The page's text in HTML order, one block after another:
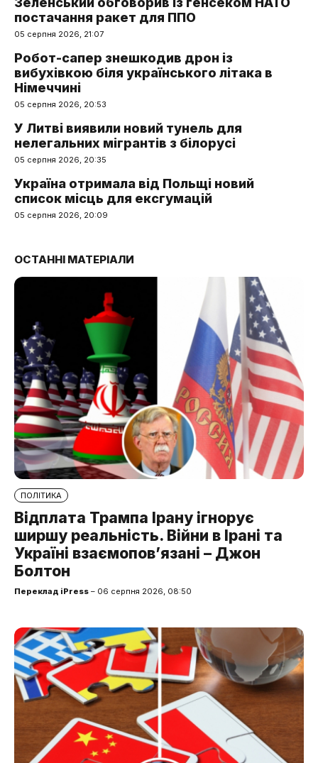
постачання ракет для ППО
05 серпня 2026, 21:07
Робот-сапер знешкодив дрон із
вибухівкою біля українського літака в
Німеччині
05 серпня 2026, 20:53
У Литві виявили новий тунель для
нелегальних мігрантів з білорусі
05 серпня 2026, 20:35
Україна отримала від Польщі новий
список місць для ексгумацій
05 серпня 2026, 20:09
ОСТАННІ МАТЕРІАЛИ
ПОЛІТИКА
Відплата Трампа Ірану ігнорує
ширшу реальність. Війни в Ірані та
Україні взаємопов’язані – Джон
Болтон
Переклад iPress – 06 серпня 2026, 08:50